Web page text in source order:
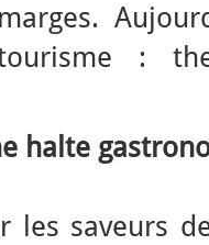
:
halte
les saveurs